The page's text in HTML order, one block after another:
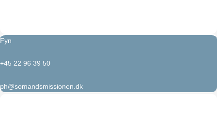
Fyn
+45 22 96 39 50
ph@somandsmissionen.dk